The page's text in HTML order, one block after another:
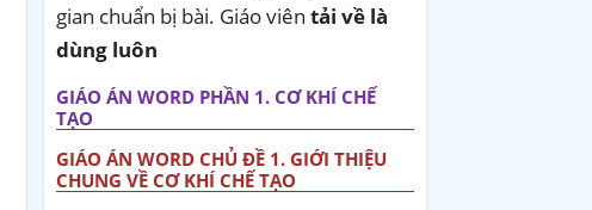
gian chuẩn bị bài. Giáo viên tải về là
dùng luôn
GIÁO ÁN WORD PHẦN 1. CƠ KHÍ CHẾ
TẠO
GIÁO ÁN WORD CHỦ ĐỀ 1. GIỚI THIỆU
CHUNG VỀ CƠ KHÍ CHẾ TẠO